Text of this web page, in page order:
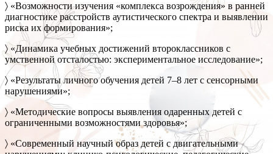
〉 «Возможности изучения «комплекса возрождения» в ранней
диагностике расстройств аутистического спектра и выявлении
риска их формирования»;
〉 «Динамика учебных достижений второклассников с
умственной отсталостью: экспериментальное исследование»;
〉 «Результаты личного обучения детей 7–8 лет с сенсорными
нарушениями»;
〉 «Методические вопросы выявления одаренных детей с
ограниченными возможностями здоровья»;
〉 «Современный научный образ детей с двигательными